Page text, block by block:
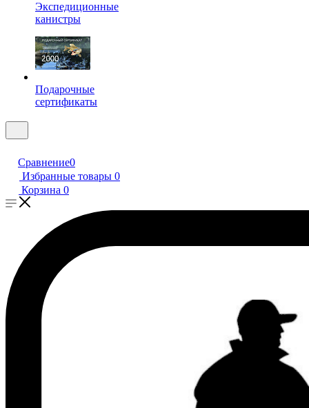
Экспедиционные
канистры
Подарочные
сертификаты
Сравнение0
Избранные товары 0
Корзина 0